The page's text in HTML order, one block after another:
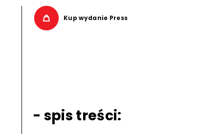
Kup wydanie Press
- spis treści: